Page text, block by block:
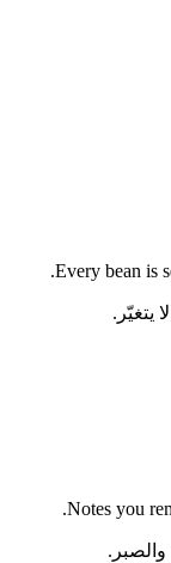
Every bean is
يتغيّر.
Notes you